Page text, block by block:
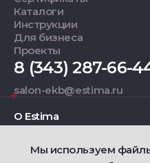
Каталоги
Инструкции
Для бизнеса
Проекты
8 (343) 287-66-
salon-ekb@estima.ru
О Estima
Дизайнерам
Мы используем